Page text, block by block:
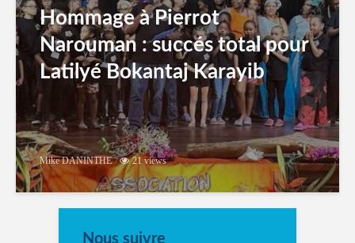
Hommage à Pierrot
Narouman : succés total pour
Latilyé Bokantaj Karayib
Mike DANINTHE 21 views
Nous suivre